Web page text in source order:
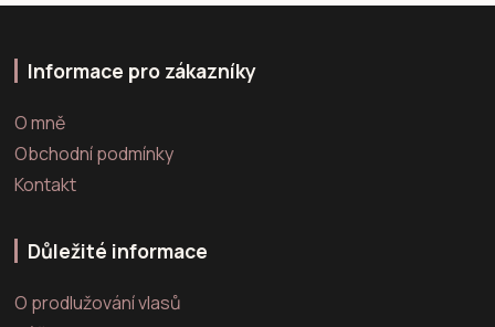
Informace pro zákazníky
O mně
Obchodní podmínky
Kontakt
Důležité informace
O prodlužování vlasů